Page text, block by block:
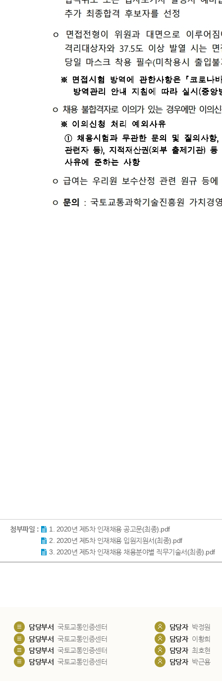
첨부파일 :
1. 2020년 제5차 인재채용 공고문(최종).pdf
2. 2020년 제5차 인재채용 입원지원서(최종).pdf
3. 2020년 제5차 인재채용 채용분야별 직무기술서(최종).pdf
담당부서 국토교통인증센터 담당자 박정원
담당부서 국토교통인증센터 담당자 이황희
담당부서 국토교통인증센터 담당자 최호현
담당부서 국토교통인증센터 담당자 박근용